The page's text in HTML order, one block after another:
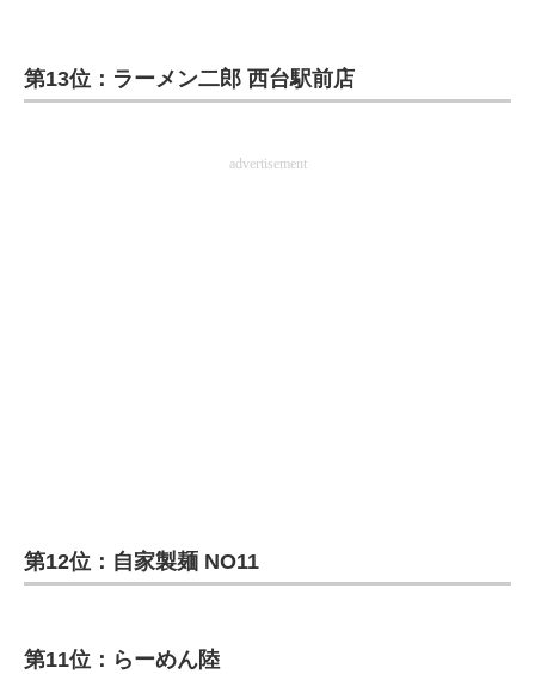
第13位：ラーメン二郎 西台駅前店
advertisement
第12位：自家製麺 NO11
第11位：らーめん陸